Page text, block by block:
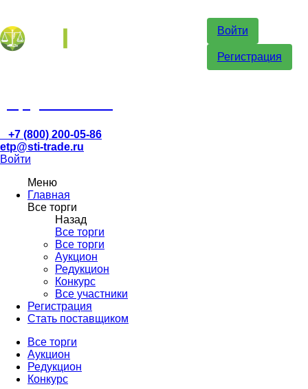
Войти
Регистрация
+7 (800) 200-05-86
etp@sti-trade.ru
Войти
Меню
Главная
Все торги
Назад
Все торги
Все торги
Аукцион
Редукцион
Конкурс
Все участники
Регистрация
Стать поставщиком
Все торги
Аукцион
Редукцион
Конкурс